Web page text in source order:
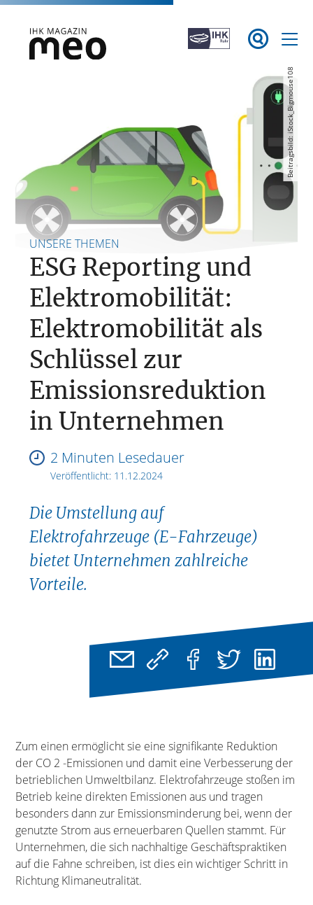

Beitragsbild: iStock_Bigmouse108
UNSERE THEMEN
ESG Reporting und
Elektromobilität:
Elektromobilität als
Schlüssel zur
Emissionsreduktion
in Unternehmen
2 Minuten Lesedauer
Veröffentlicht: 11.12.2024
Die Umstellung auf
Elektrofahrzeuge (E-Fahrzeuge)
bietet Unternehmen zahlreiche
Vorteile.
Zum einen ermöglicht sie eine signifikante Reduktion
der CO 2 -Emissionen und damit eine Verbesserung der
betrieblichen Umweltbilanz. Elektrofahrzeuge stoßen im
Betrieb keine direkten Emissionen aus und tragen
besonders dann zur Emissionsminderung bei, wenn der
genutzte Strom aus erneuerbaren Quellen stammt. Für
Unternehmen, die sich nachhaltige Geschäftspraktiken
auf die Fahne schreiben, ist dies ein wichtiger Schritt in
Richtung Klimaneutralität.